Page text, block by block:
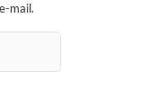
mail.